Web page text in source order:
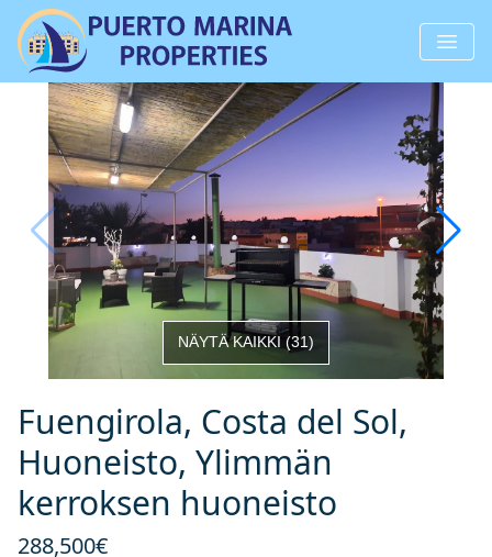
NÄYTÄ KAIKKI (31)
Fuengirola, Costa del Sol,
Huoneisto, Ylimmän
kerroksen huoneisto
288,500€